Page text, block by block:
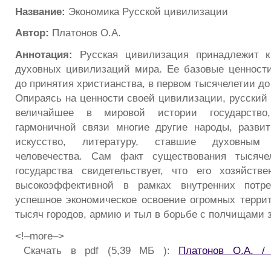
Название: Экономика Русской цивилизации
Автор: Платонов О.А.
Аннотация: Русская цивилизация принадлежит
духовных цивилизаций мира. Ее базовые
до принятия христианства, в первом тысячелетии
Опираясь на ценности своей цивилизации, русский
величайшее в мировой истории
гармоничной связи многие другие народы,
искусство, литературу, ставшие духовным
человечества. Сам факт существования
государства свидетельствует, что его
высокоэффективной в рамках внутренних
успешное экономическое освоение огромных
тысяч городов, армию и тыл в борьбе с полчищами
<!–more–>
Скачать в pdf (5,39 МБ ): Платонов О.А. /